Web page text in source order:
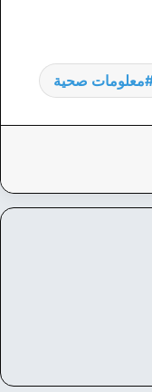
معلومات صحية